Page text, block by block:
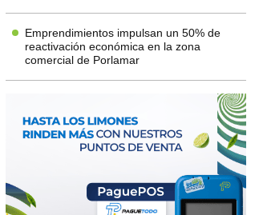
Emprendimientos impulsan un 50% de
reactivación económica en la zona
comercial de Porlamar